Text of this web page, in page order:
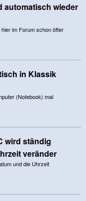
automatisch wieder
im Forum schon öfter
in Klassik
(Notebook) mal
wird ständig
veränder
und die Uhrzeit